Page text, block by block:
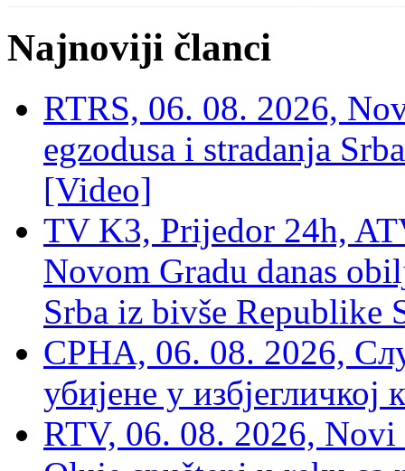
Najnoviji članci
RTRS, 06. 08. 2026,
egzodusa i stradanja
[Video]
TV K3, Prijedor 24h,
Novom Gradu danas
Srba iz bivše Republike
СРНА, 06. 08. 2026,
убијене у избјегличкој
RTV, 06. 08. 2026, Novi